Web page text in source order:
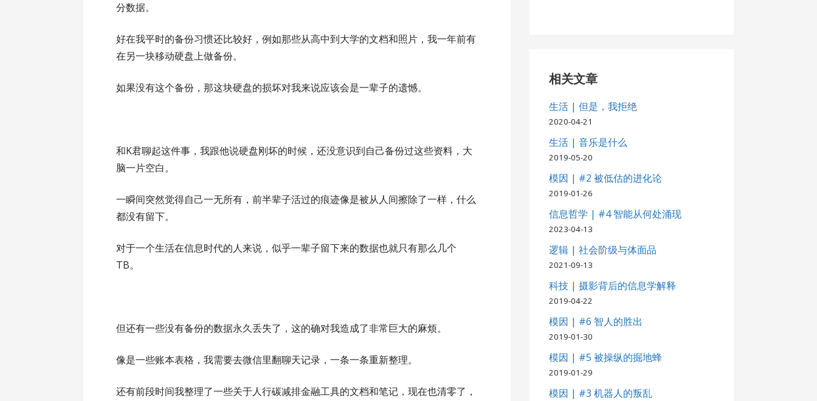
分数据。
好在我平时的备份习惯还比较好，例如那些从高中到大学的文档和照片，我一年前有
在另一块移动硬盘上做备份。
如果没有这个备份，那这块硬盘的损坏对我来说应该会是一辈子的遗憾。
和K君聊起这件事，我跟他说硬盘刚坏的时候，还没意识到自己备份过这些资料，大
脑一片空白。
一瞬间突然觉得自己一无所有，前半辈子活过的痕迹像是被从人间擦除了一样，什么
都没有留下。
对于一个生活在信息时代的人来说，似乎一辈子留下来的数据也就只有那么几个
TB。
但还有一些没有备份的数据永久丢失了，这的确对我造成了非常巨大的麻烦。
像是一些账本表格，我需要去微信里翻聊天记录，一条一条重新整理。
还有前段时间我整理了一些关于人行碳减排金融工具的文档和笔记，现在也清零了，
相关文章
生活 | 但是，我拒绝
2020-04-21
生活 | 音乐是什么
2019-05-20
模因 | #2 被低估的进化论
2019-01-26
信息哲学 | #4 智能从何处涌现
2023-04-13
逻辑 | 社会阶级与体面品
2021-09-13
科技 | 摄影背后的信息学解释
2019-04-22
模因 | #6 智人的胜出
2019-01-30
模因 | #5 被操纵的掘地蜂
2019-01-29
模因 | #3 机器人的叛乱